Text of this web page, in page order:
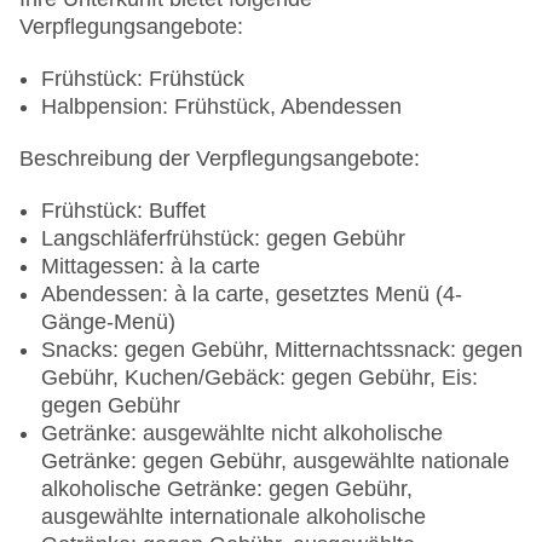
Verpflegungsangebote:
Frühstück: Frühstück
Halbpension: Frühstück, Abendessen
Beschreibung der Verpflegungsangebote:
Frühstück: Buffet
Langschläferfrühstück: gegen Gebühr
Mittagessen: à la carte
Abendessen: à la carte, gesetztes Menü (4-
Gänge-Menü)
Snacks: gegen Gebühr, Mitternachtssnack: gegen
Gebühr, Kuchen/Gebäck: gegen Gebühr, Eis:
gegen Gebühr
Getränke: ausgewählte nicht alkoholische
Getränke: gegen Gebühr, ausgewählte nationale
alkoholische Getränke: gegen Gebühr,
ausgewählte internationale alkoholische